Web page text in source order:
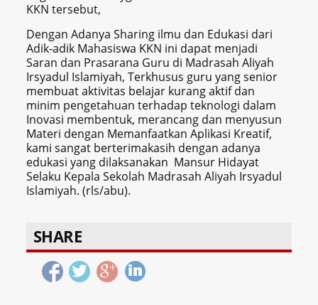
KKN tersebut,
Dengan Adanya Sharing ilmu dan Edukasi dari
Adik-adik Mahasiswa KKN ini dapat menjadi
Saran dan Prasarana Guru di Madrasah Aliyah
Irsyadul Islamiyah, Terkhusus guru yang senior
membuat aktivitas belajar kurang aktif dan
minim pengetahuan terhadap teknologi dalam
Inovasi membentuk, merancang dan menyusun
Materi dengan Memanfaatkan Aplikasi Kreatif,
kami sangat berterimakasih dengan adanya
edukasi yang dilaksanakan Mansur Hidayat
Selaku Kepala Sekolah Madrasah Aliyah Irsyadul
Islamiyah. (rls/abu).
SHARE